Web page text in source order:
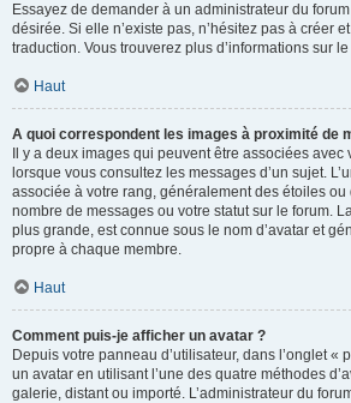
Essayez de demander à un administrateur du
désirée. Si elle n’existe pas, n’hésitez pas à créer
traduction. Vous trouverez plus d’informations sur
Haut
A quoi correspondent les images à proximité de
Il y a deux images qui peuvent être associées avec
lorsque vous consultez les messages d’un sujet.
associée à votre rang, généralement des étoiles
nombre de messages ou votre statut sur le forum.
plus grande, est connue sous le nom d’avatar et
propre à chaque membre.
Haut
Comment puis-je afficher un avatar ?
Depuis votre panneau d’utilisateur, dans l’onglet «
un avatar en utilisant l’une des quatre méthodes
galerie, distant ou importé. L’administrateur du